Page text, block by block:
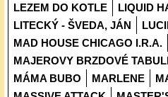
LEZEM DO KOTLE
LIQUID
LITECKÝ - ŠVEDA, JÁN
MAD HOUSE CHICAGO I.R.A.
MAJEROVY BRZDOVÉ
MÁMA BUBO
MARLENE